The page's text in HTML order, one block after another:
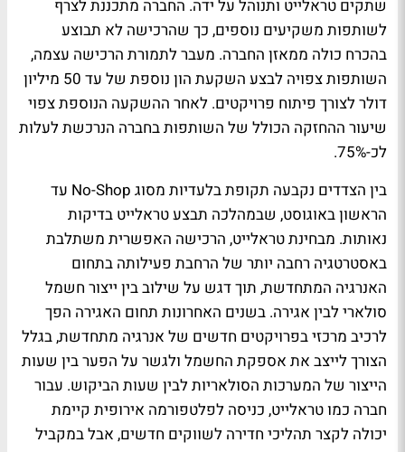
שתקים טראלייט ותנוהל על ידה. החברה מתכננת לצרף
לשותפות משקיעים נוספים, כך שהרכישה לא תבוצע
בהכרח כולה ממאזן החברה. מעבר לתמורת הרכישה עצמה,
השותפות צפויה לבצע השקעת הון נוספת של עד 50 מיליון
דולר לצורך פיתוח פרויקטים. לאחר ההשקעה הנוספת צפוי
שיעור ההחזקה הכולל של השותפות בחברה הנרכשת לעלות
לכ-75%.
בין הצדדים נקבעה תקופת בלעדיות מסוג No-Shop עד
הראשון באוגוסט, שבמהלכה תבצע טראלייט בדיקות
נאותות. מבחינת טראלייט, הרכישה האפשרית משתלבת
באסטרטגיה רחבה יותר של הרחבת פעילותה בתחום
האנרגיה המתחדשת, תוך דגש על שילוב בין ייצור חשמל
סולארי לבין אגירה. בשנים האחרונות תחום האגירה הפך
לרכיב מרכזי בפרויקטים חדשים של אנרגיה מתחדשת, בגלל
הצורך לייצב את אספקת החשמל ולגשר על הפער בין שעות
הייצור של המערכות הסולאריות לבין שעות הביקוש. עבור
חברה כמו טראלייט, כניסה לפלטפורמה אירופית קיימת
יכולה לקצר תהליכי חדירה לשווקים חדשים, אבל במקביל